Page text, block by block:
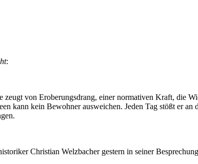
:
zeugt von Eroberungsdrang, einer normativen Kraft, die
kann kein Bewohner ausweichen. Jeden Tag stößt er
Christian Welzbacher gestern in seiner